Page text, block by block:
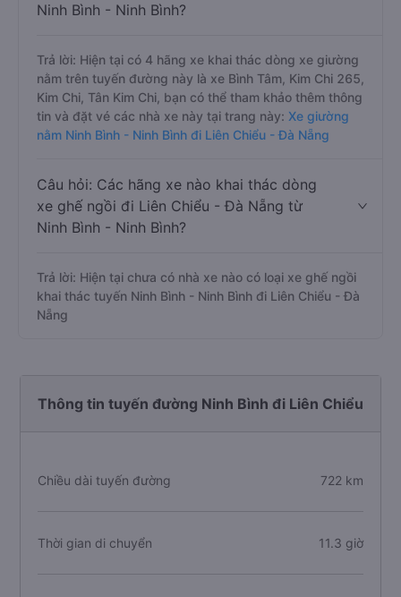
Ninh Bình - Ninh Bình?
Trả lời: Hiện tại có 4 hãng xe khai thác dòng xe giường
nằm trên tuyến đường này là xe Bình Tâm, Kim Chi 265,
Kim Chi, Tân Kim Chi, bạn có thể tham khảo thêm thông
tin và đặt vé các nhà xe này tại trang này: Xe giường
nằm Ninh Bình - Ninh Bình đi Liên Chiểu - Đà Nẵng
Câu hỏi: Các hãng xe nào khai thác dòng
xe ghế ngồi đi Liên Chiểu - Đà Nẵng từ
Ninh Bình - Ninh Bình?
Trả lời: Hiện tại chưa có nhà xe nào có loại xe ghế ngồi
khai thác tuyến Ninh Bình - Ninh Bình đi Liên Chiểu - Đà
Nẵng
Thông tin tuyến đường Ninh Bình đi Liên Chiểu
Chiều dài tuyến đường 722 km
Thời gian di chuyển 11.3 giờ